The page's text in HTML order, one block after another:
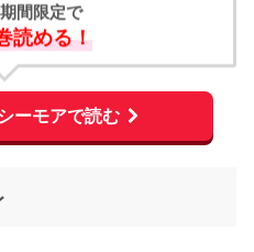
間限定で
読める！
ーモアで読む